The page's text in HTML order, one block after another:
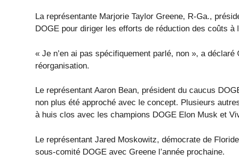
La représentante Marjorie Taylor Greene, R-Ga.,
DOGE pour diriger les efforts de réduction des coûts à
« Je n’en ai pas spécifiquement parlé, non », a déclaré
réorganisation.
Le représentant Aaron Bean, président du caucus
non plus été approché avec le concept. Plusieurs
à huis clos avec les champions DOGE Elon Musk et
Le représentant Jared Moskowitz, démocrate de
sous-comité DOGE avec Greene l’année prochaine.